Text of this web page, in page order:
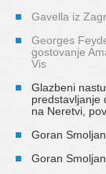
Gavella iz
Georges
gostovanje
Vis
Glazbeni
predstavljanje
na Neretvi,
Goran
Goran